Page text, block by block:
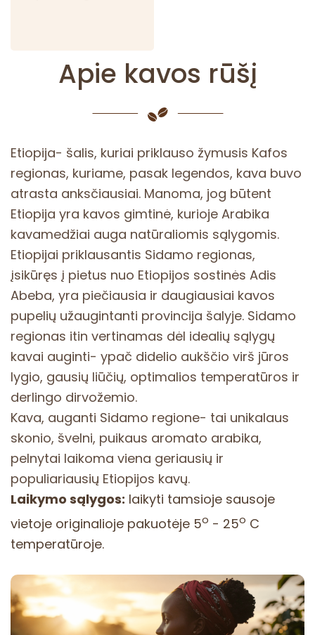
Apie kavos rūšį
Etiopija- šalis, kuriai priklauso žymusis Kafos
regionas, kuriame, pasak legendos, kava buvo
atrasta anksčiausiai. Manoma, jog būtent
Etiopija yra kavos gimtinė, kurioje Arabika
kavamedžiai auga natūraliomis sąlygomis.
Etiopijai priklausantis Sidamo regionas,
įsikūręs į pietus nuo Etiopijos sostinės Adis
Abeba, yra piečiausia ir daugiausiai kavos
pupelių užaugintanti provincija šalyje. Sidamo
regionas itin vertinamas dėl idealių sąlygų
kavai auginti- ypač didelio aukščio virš jūros
lygio, gausių liūčių, optimalios temperatūros ir
derlingo dirvožemio.
Kava, auganti Sidamo regione- tai unikalaus
skonio, švelni, puikaus aromato arabika,
pelnytai laikoma viena geriausių ir
populiariausių Etiopijos kavų.
Laikymo sąlygos: laikyti tamsioje sausoje
vietoje originalioje pakuotėje 5o - 25o C
temperatūroje.